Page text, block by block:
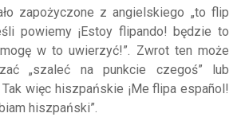
zapożyczone z angielskiego „to flip
powiemy ¡Estoy flipando! będzie to
w to uwierzyć!”. Zwrot ten może
„szaleć na punkcie czegoś” lub
Tak więc hiszpańskie ¡Me flipa español!
hiszpański”.